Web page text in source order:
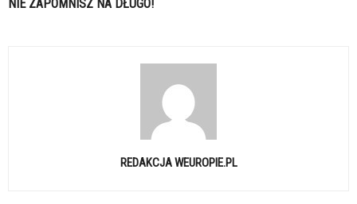
NIE ZAPOMNISZ NA DŁUGO!
REDAKCJA WEUROPIE.PL